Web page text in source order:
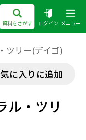
資料をさがす ログイン メニュー
ツリー(デイゴ)
に入りに追加
ル・ツリ